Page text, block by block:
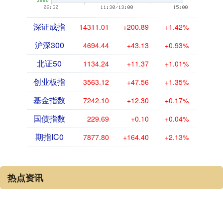
深证成指 14311.01 +200.89 +1.42%
沪深300 4694.44 +43.13 +0.93%
北证50 1134.24 +11.37 +1.01%
创业板指 3563.12 +47.56 +1.35%
基金指数 7242.10 +12.30 +0.17%
国债指数 229.69 +0.10 +0.04%
期指IC0 7877.80 +164.40 +2.13%
热点资讯